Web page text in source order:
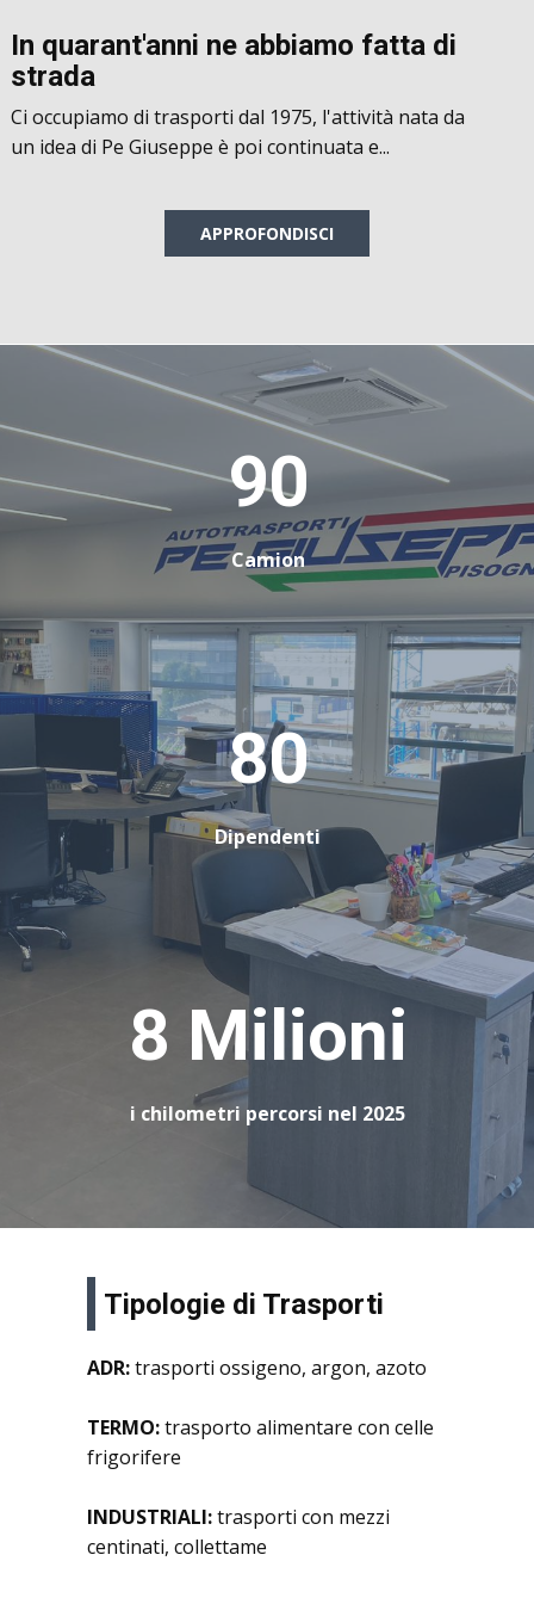
In quarant'anni ne abbiamo fatta d​i
strada
Ci occupiamo di trasporti dal 1975, l'attività nata da
un idea di Pe Giuseppe è poi continuata e...
APPROFONDISCI
90
Camion
80
Dipendenti
8 Milioni
i chilometri percorsi nel 2025
Tipologie di Trasporti
ADR:trasporti ossigeno, argon, azoto
TERMO:trasporto alimentare con celle
frigorifere
INDUSTRIALI:trasporti con mezzi
centinati, collettame